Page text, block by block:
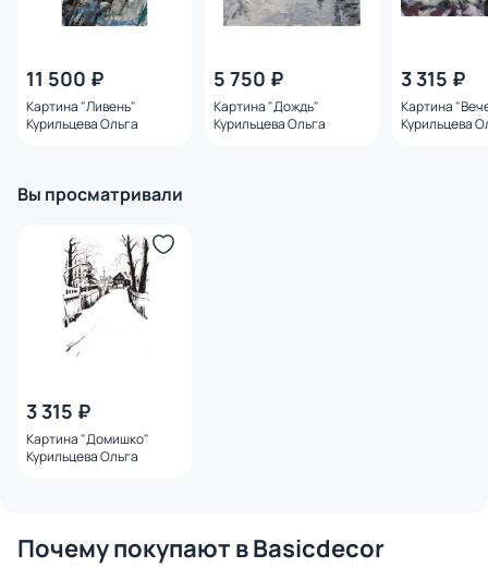
11 500 ₽
Картина "Ливень"
Курильцева Ольга
5 750 ₽
Картина "Дождь"
Курильцева Ольга
3 315 ₽
Картина
Курильцева
Вы просматривали
3 315 ₽
Картина "Домишко"
Курильцева Ольга
Почему покупают в Basicdecor